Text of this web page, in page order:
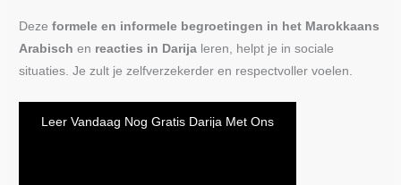
Dezeformele en informele begroetingen in het Marokkaans
Arabisch en reacties in Darija leren, helpt je in sociale
situaties. Je zult je zelfverzekerder en respectvoller voelen.
Leer Vandaag Nog Gratis Darija Met Ons